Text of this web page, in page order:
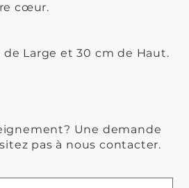
cœur.
Large et 30 cm de Haut.
Une demande
pas à nous contacter.